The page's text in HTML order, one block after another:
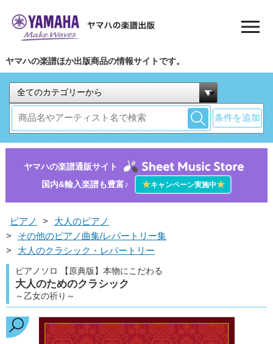
ヤマハの楽譜ほか出版商品の情報サイトです。
条件を追加
ヤマハの楽譜通販サイト
国内&輸入楽譜も豊富♪
★キャンペーン実施中★
ピアノ >
大人のピアノ
>
その他のピアノ曲集/レパートリー集
>
大人のクラシック・レパートリー
ピアノソロ 【原典版】本物にこだわる
大人のためのクラシック
～乙女の祈り～